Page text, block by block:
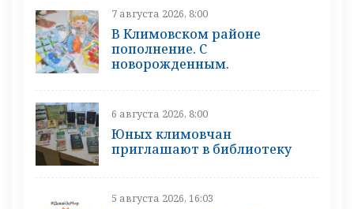
7 августа 2026, 8:00
В Климовском районе
пополнение. С
новорожденным.
6 августа 2026, 8:00
Юных климовчан
приглашают в библиотеку
5 августа 2026, 16:03